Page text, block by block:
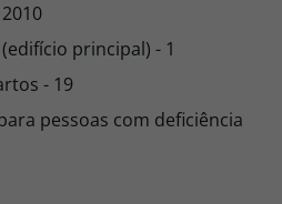
principal) - 1
- 19
pessoas com deficiência